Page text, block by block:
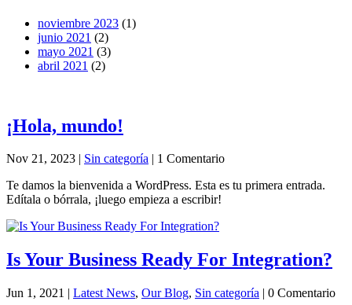
noviembre 2023 (1)
junio 2021 (2)
mayo 2021 (3)
abril 2021 (2)
¡Hola, mundo!
Nov 21, 2023 Sin categoría | 1 Comentario
Te damos la bienvenida a WordPress. Esta es tu primera entrada.
Edítala o bórrala, ¡luego empieza a escribir!
Is Your Business Ready For Integration?
Jun 1, 2021 | Latest News, Our Blog, Sin categoría | 0 Comentario